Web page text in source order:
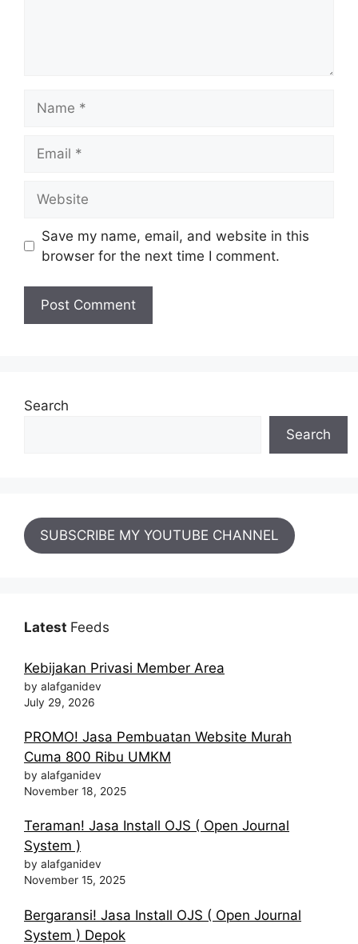
Save my name, email, and website in this
browser for the next time I comment.
Search
Search
SUBSCRIBE MY YOUTUBE CHANNEL
Latest Feeds
Kebijakan Privasi Member Area
by alafganidev
July 29, 2026
PROMO! Jasa Pembuatan Website Murah
Cuma 800 Ribu UMKM
by alafganidev
November 18, 2025
Teraman! Jasa Install OJS ( Open Journal
System )
by alafganidev
November 15, 2025
Bergaransi! Jasa Install OJS ( Open Journal
System ) Depok